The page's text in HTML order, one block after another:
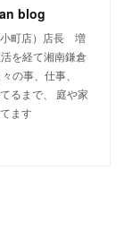
blog
小町店）店長 増
を経て湘南鎌倉
の事、仕事、
るまで、 庭や家
ます